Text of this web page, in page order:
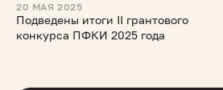
20 МАЯ 2025
Подведены итоги II грантового
конкурса ПФКИ 2025 года